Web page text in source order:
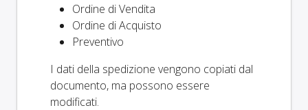
Ordine di Vendita
Ordine di Acquisto
Preventivo
I dati della spedizione vengono copiati dal
documento, ma possono essere
modificati.